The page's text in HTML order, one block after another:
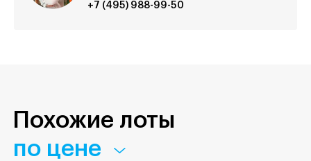
+7 (495) 988-99-50
Похожие лоты
по цене